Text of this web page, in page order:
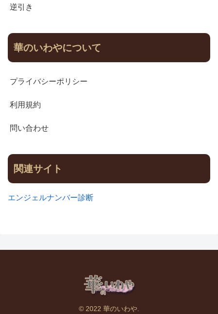
逆引き
華のいわやについて
プライバシーポリシー
利用規約
問い合わせ
関連サイト
エンジェルナンバー診断
© 2022 華のいわや.